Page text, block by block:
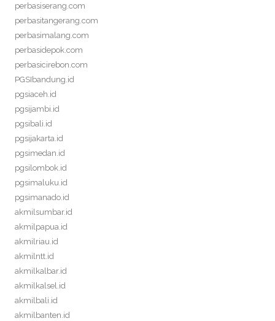
perbasiserang.com
perbasitangerang.com
perbasimalang.com
perbasidepok.com
perbasicirebon.com
PGSIbandung.id
pgsiaceh.id
pgsijambi.id
pgsibali.id
pgsijakarta.id
pgsimedan.id
pgsilombok.id
pgsimaluku.id
pgsimanado.id
akmilsumbar.id
akmilpapua.id
akmilriau.id
akmilntt.id
akmilkalbar.id
akmilkalsel.id
akmilbali.id
akmilbanten.id